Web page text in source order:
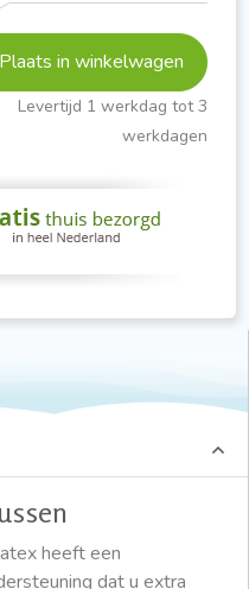
in winkelwagen
Levertijd 1 werkdag tot 3
werkdagen
heeft een
dat u extra